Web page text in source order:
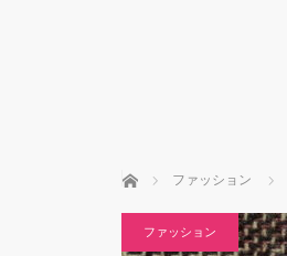
ホーム ファッション
ファッション